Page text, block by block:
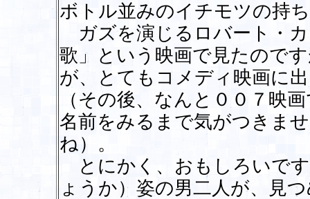
ボトル並みのイチモツの持
ガズを演じるロバート・
歌」という映画で見たので
が、とてもコメディ映画に
（その後、なんと００７映
名前をみるまで気がつきま
ね）。
とにかく、おもしろいで
ょうか）姿の男二人が、見